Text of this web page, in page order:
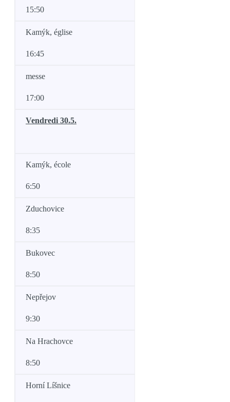
15:50
Kamýk, église
16:45
messe
17:00
Vendredi 30.5.
Kamýk, école
6:50
Zduchovice
8:35
Bukovec
8:50
Nepřejov
9:30
Na Hrachovce
8:50
Horní Líšnice